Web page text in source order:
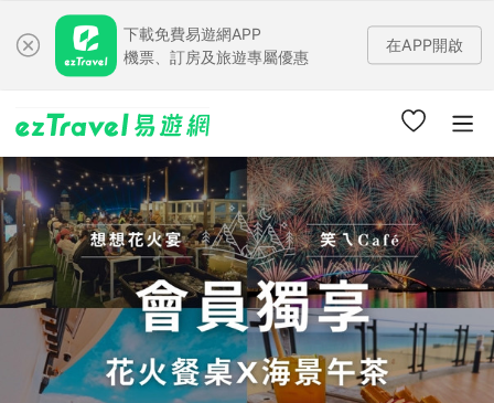
下載免費易遊網APP
機票、訂房及旅遊專屬優惠
在APP開啟